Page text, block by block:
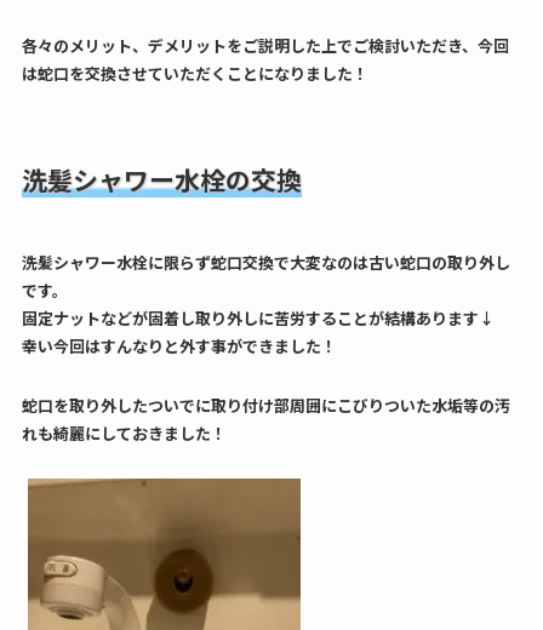
各々のメリット、デメリットをご説明した上でご検討いただき、今回
は蛇口を交換させていただくことになりました！
洗髪シャワー水栓の交換
洗髪シャワー水栓に限らず蛇口交換で大変なのは古い蛇口の取り外し
です。
固定ナットなどが固着し取り外しに苦労することが結構あります↓
幸い今回はすんなりと外す事ができました！
蛇口を取り外したついでに取り付け部周囲にこびりついた水垢等の汚
れも綺麗にしておきました！